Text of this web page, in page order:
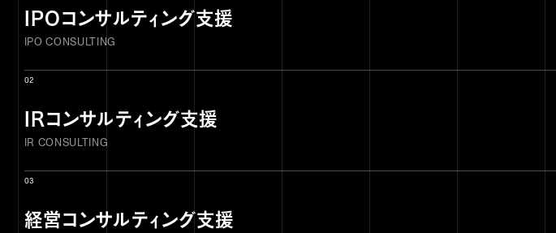
IPOコンサルティング支援
IPO CONSULTING
02
IRコンサルティング支援
IR CONSULTING
03
経営コンサルティング支援